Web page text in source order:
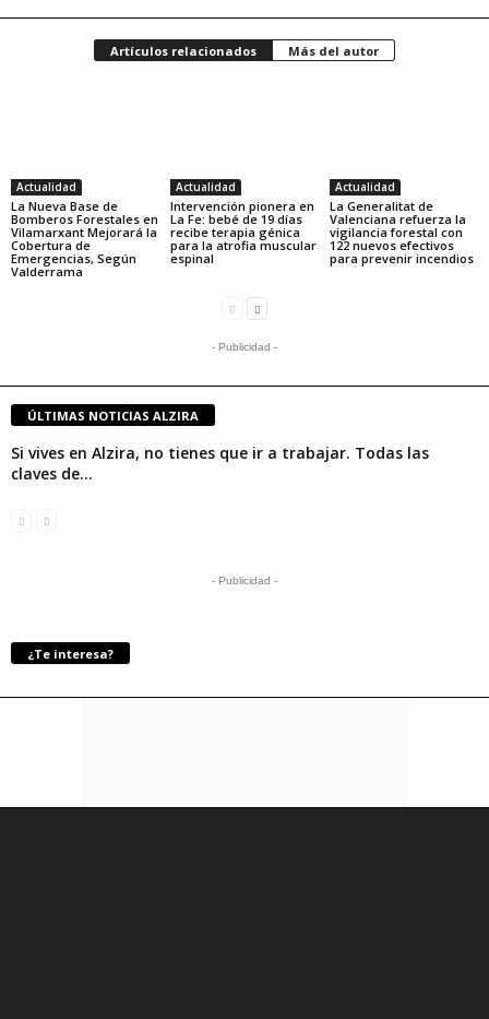
Artículos relacionados Más del autor
Actualidad
La Nueva Base de
Bomberos Forestales en
Vilamarxant Mejorará la
Cobertura de
Emergencias, Según
Valderrama
Actualidad
Intervención pionera en
La Fe: bebé de 19 días
recibe terapia génica
para la atrofia muscular
espinal
Actualidad
La Generalitat de
Valenciana refuerza la
vigilancia forestal con
122 nuevos efectivos
para prevenir incendios
- Publicidad -
ÚLTIMAS NOTICIAS ALZIRA
Si vives en Alzira, no tienes que ir a trabajar. Todas las
claves de...
- Publicidad -
¿Te interesa?